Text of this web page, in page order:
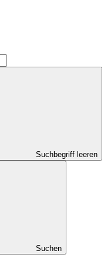
Suchbegriff leeren
Suchen